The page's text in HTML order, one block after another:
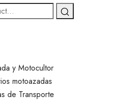
y Motocultor
motoazadas
de Transporte